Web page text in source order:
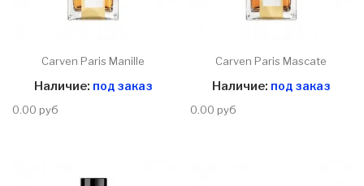
Carven Paris Manille
Наличие: под заказ
0.00 руб
Carven Paris Mascate
Наличие: под заказ
0.00 руб